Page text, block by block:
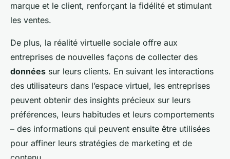
marque et le client, renforçant la fidélité et stimulant
les ventes.
De plus, la réalité virtuelle sociale offre aux
entreprises de nouvelles façons de collecter des
données sur leurs clients. En suivant les interactions
des utilisateurs dans l’espace virtuel, les entreprises
peuvent obtenir des insights précieux sur leurs
préférences, leurs habitudes et leurs comportements
– des informations qui peuvent ensuite être utilisées
pour affiner leurs stratégies de marketing et de